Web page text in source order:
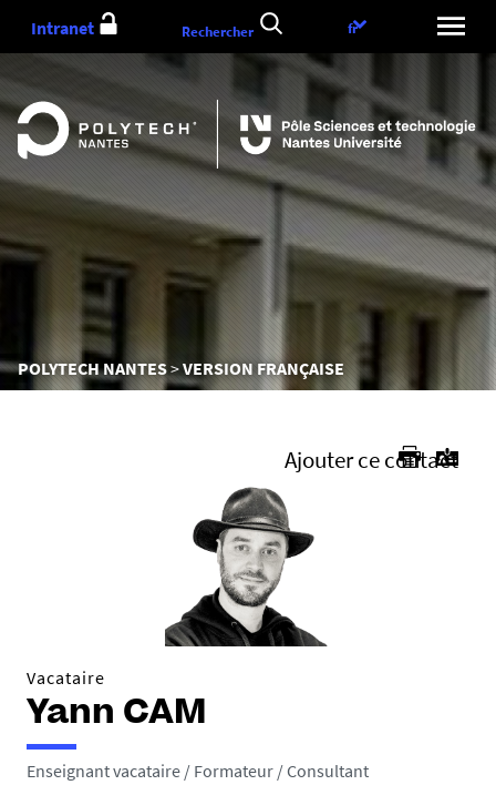
Aller
au
contenu
Vous
êtes
POLYTECH NANTES VERSION FRANÇAISE
Intranet Rechercher
Choix
langue
fr
Ajouter ce contact
Vacataire
Yann CAM
Enseignant vacataire / Formateur / Consultant